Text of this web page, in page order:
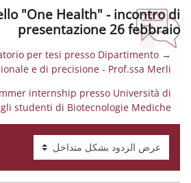
Master di II Livello "One
→ Disponibilità laboratorio per tesi
di Medicina Traslazionale e di
Opportunità di summer internship
Marsiglia per gli studenti di